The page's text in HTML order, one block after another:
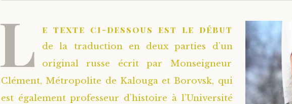
L e texte ci-dessous est le début
de la traduction en deux parties d’un
original russe écrit par Monseigneur
Clément, Métropolite de Kalouga et Borovsk, qui
est également professeur d’histoire à l’Université